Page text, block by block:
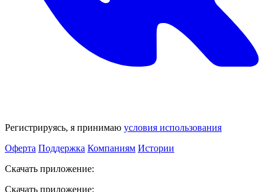
Регистрируясь, я принимаю условия использования
Оферта Поддержка Компаниям Истории
Скачать приложение:
Скачать приложение: